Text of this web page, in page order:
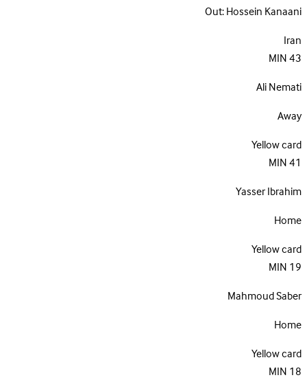
Out:Hossein Kanaani
Iran
43
MIN
Ali Nemati
Away
Yellow card
41
MIN
Yasser Ibrahim
Home
Yellow card
19
MIN
Mahmoud Saber
Home
Yellow card
18
MIN